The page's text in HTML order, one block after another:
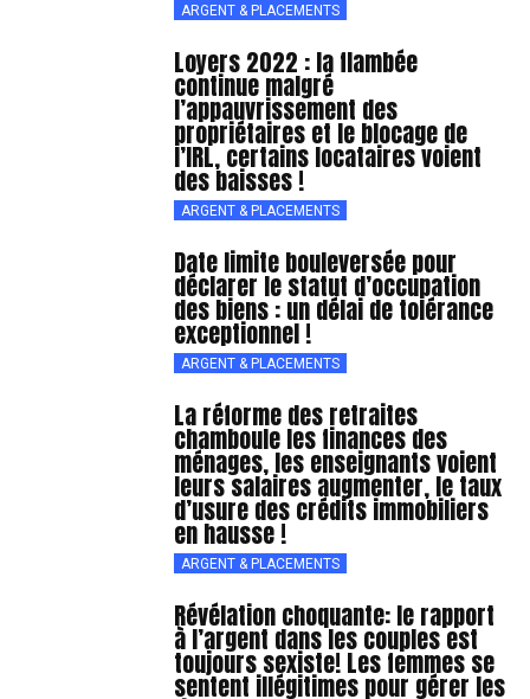
ARGENT & PLACEMENTS
Loyers 2022 : la flambée
continue malgré
l’appauvrissement des
propriétaires et le blocage de
l’IRL, certains locataires voient
des baisses !
ARGENT & PLACEMENTS
Date limite bouleversée pour
déclarer le statut d’occupation
des biens : un délai de tolérance
exceptionnel !
ARGENT & PLACEMENTS
La réforme des retraites
chamboule les finances des
ménages, les enseignants voient
leurs salaires augmenter, le taux
d’usure des crédits immobiliers
en hausse !
ARGENT & PLACEMENTS
Révélation choquante: le rapport
à l’argent dans les couples est
toujours sexiste! Les femmes se
sentent illégitimes pour gérer les